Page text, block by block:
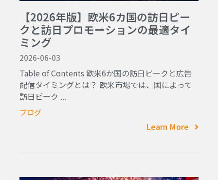
【2026年版】欧米6カ国の訪日ピー
クと訪日プロモーションの最適タイ
ミング
2026-06-03
Table of Contents 欧米6か国の訪日ピークと広告
配信タイミングとは？ 欧米市場では、国によって
訪日ピーク ...
ブログ
Learn More